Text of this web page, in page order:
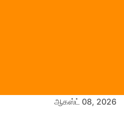
ஆகஸ்ட் 08, 2026